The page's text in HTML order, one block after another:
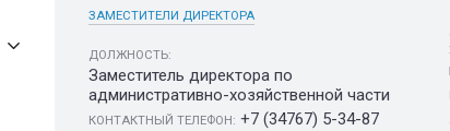
ЗАМЕСТИТЕЛИ ДИРЕКТОРА
ДОЛЖНОСТЬ:
Заместитель директора по
административно-хозяйственной части
КОНТАКТНЫЙ ТЕЛЕФОН: +7 (34767) 5-34-87